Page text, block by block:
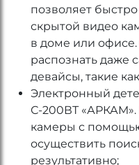
позволяет
скрытой видео
в доме или
распознать даже
девайсы, такие
Электронный
С-200ВТ
камеры с
осуществить
результативно;